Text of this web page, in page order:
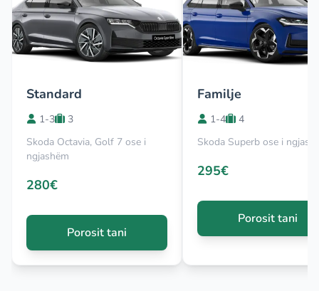
Standard
1-3
3
Skoda Octavia, Golf 7 ose i
ngjashëm
280€
Porosit tani
Familje
1-4
4
Skoda Superb ose i
295€
Porosit tani